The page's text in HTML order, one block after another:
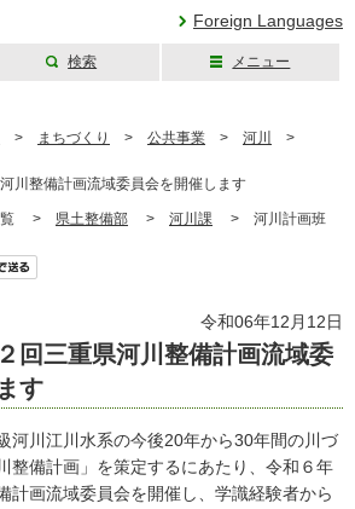
Foreign Languages
検索 メニュー
> まちづくり > 公共事業 > 河川
>
川整備計画流域委員会を開催します
覧 > 県土整備部 > 河川課 > 河川計画班
令和06年12月12日
回三重県河川整備計画流域委
す
河川江川水系の今後20年から30年間の川づ
整備計画」を策定するにあたり、令和６年
計画流域委員会を開催し、学識経験者から